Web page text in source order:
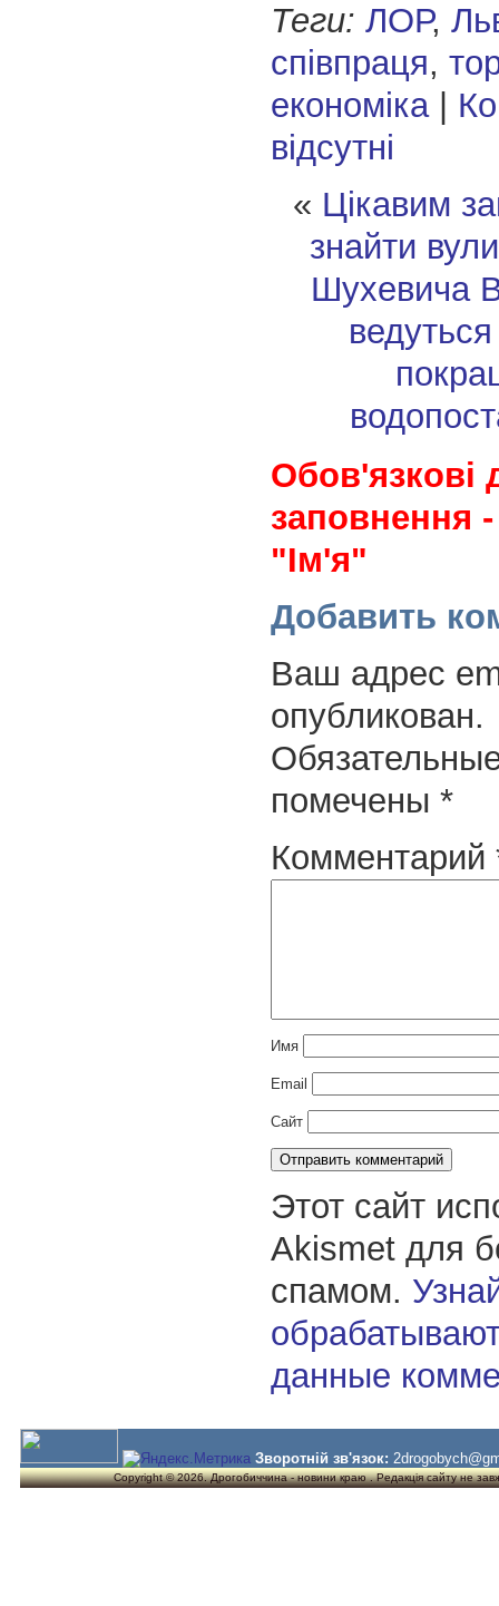
Теги: ЛОР,
співпраця,
економіка|
відсутні
« Цікавим
знайти
Шухевича
Обов'язкові
заповнення
"Ім'я"
Добавить
Ваш адрес
опубликован.
помечены *
Комментарий
Имя
Email
Сайт
Этот сайт
Akismet для
спамом.
данные
Зворотній зв'язок:
Copyright © 2026. Дрогобиччина - новини краю . Редакція сайту не